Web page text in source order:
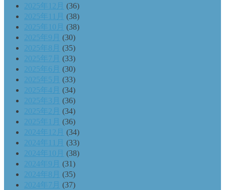
2025年12月 (36)
2025年11月 (38)
2025年10月 (38)
2025年9月 (30)
2025年8月 (35)
2025年7月 (33)
2025年6月 (30)
2025年5月 (33)
2025年4月 (34)
2025年3月 (36)
2025年2月 (34)
2025年1月 (36)
2024年12月 (34)
2024年11月 (33)
2024年10月 (38)
2024年9月 (31)
2024年8月 (35)
2024年7月 (37)